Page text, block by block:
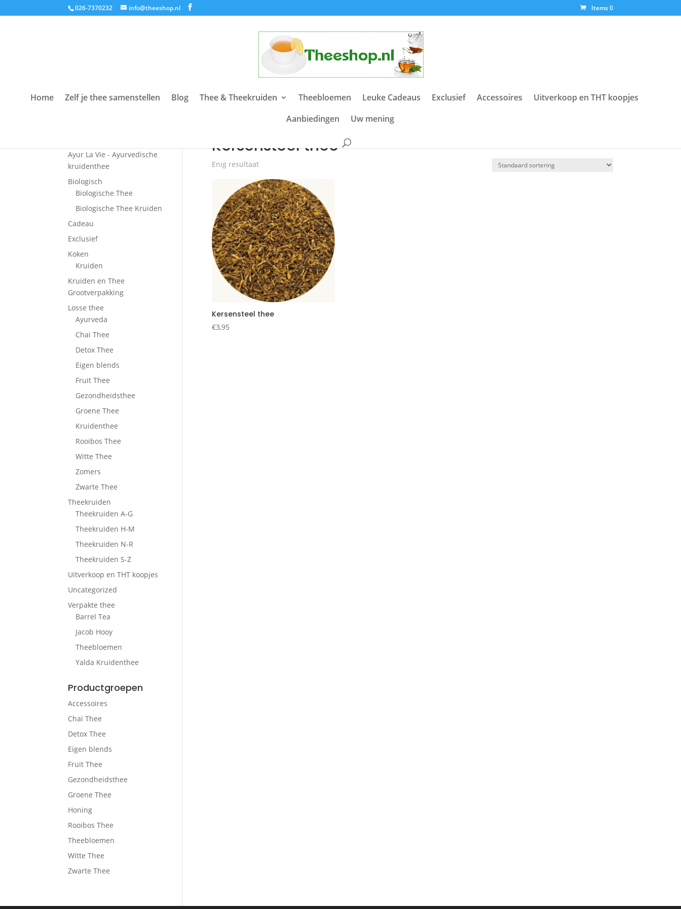
026-7370232 info@theeshop.nl Items 0
Home Zelf je thee samenstellen Blog Thee & Theekruiden Theebloemen Leuke Cadeaus Exclusief Accessoires
Uitverkoop en THT koopjes
Aanbiedingen
Uw mening
/ Producten getagged “Kersensteel thee”
Kersensteel thee
Enig resultaat
Kersensteel thee
€3,95
Ayur La Vie - Ayurvedische
kruidenthee
Biologisch
Biologische Thee
Biologische Thee Kruiden
Cadeau
Exclusief
Koken
Kruiden
Kruiden en Thee
Grootverpakking
Losse thee
Ayurveda
Chai Thee
Detox Thee
Eigen blends
Fruit Thee
Gezondheidsthee
Groene Thee
Kruidenthee
Rooibos Thee
Witte Thee
Zomers
Zwarte Thee
Theekruiden
Theekruiden A-G
Theekruiden H-M
Theekruiden N-R
Theekruiden S-Z
Uitverkoop en THT koopjes
Uncategorized
Verpakte thee
Barrel Tea
Jacob Hooy
Theebloemen
Yalda Kruidenthee
Productgroepen
Accessoires
Chai Thee
Detox Thee
Eigen blends
Fruit Thee
Gezondheidsthee
Groene Thee
Honing
Rooibos Thee
Theebloemen
Witte Thee
Zwarte Thee